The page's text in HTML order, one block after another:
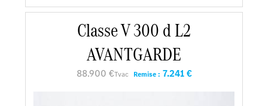
En savoir plus
Faire un essai
Classe V 300 d L2
AVANTGARDE
88.900 €Tvac Remise : 7.241 €